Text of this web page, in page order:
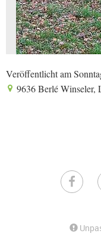
Veröffentlicht am
9636 Berlé Winseler,